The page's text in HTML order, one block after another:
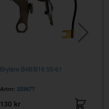
Brytare B4B/B16 55-61
Artnr: 233677
130 kr